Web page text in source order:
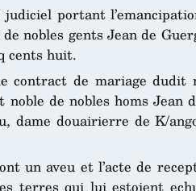
portant
nobles gents Jean de
cents huit.
contract de mariage dudit
de nobles homs Jean
dame douairierre de K/
un aveu et l’acte de
terres qui lui estoient